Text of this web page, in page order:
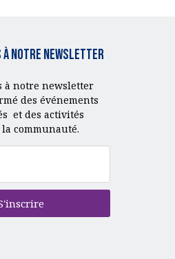
à notre Newsletter
à notre newsletter
des événements
et des activités
communauté.